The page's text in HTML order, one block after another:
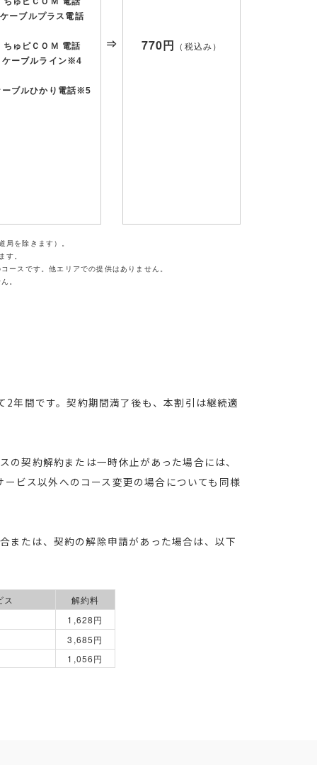
ケーブルプラス電話
ちゅピＣＯＭ 電話
ケーブルライン※4
ーブルひかり電話※5
⇒ 770円 （税込み）
を除きます）。
。
スです。他エリアでの提供はありません。
。
年間です。契約期間満了後も、本割引は継続適
契約解約または一時休止があった場合には、
ビス以外へのコース変更の場合についても同様
または、契約の解除申請があった場合は、以下
ス
解約料
1,628円
3,685円
1,056円